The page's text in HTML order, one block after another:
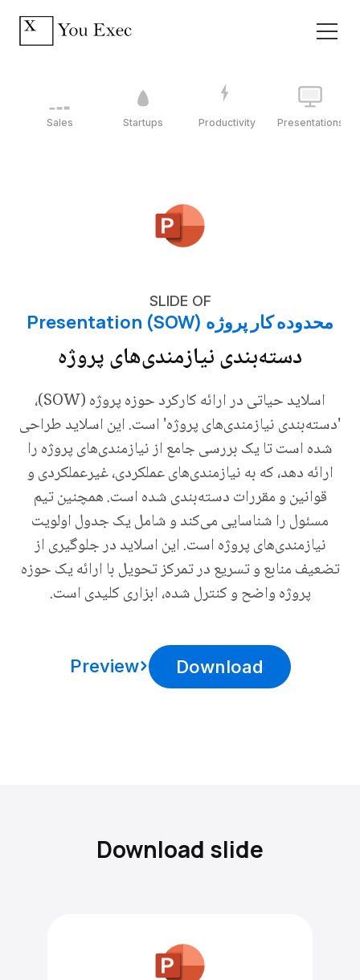
Sales Startups Productivity Presentations
SLIDE OF
محدوده کار پروژه (SOW) Presentation
دسته‌بندی نیازمندی‌های پروژه
اسلاید حیاتی در ارائه کارکرد حوزه پروژه (SOW)،
'دسته‌بندی نیازمندی‌های پروژه' است. این اسلاید طراحی
شده است تا یک بررسی جامع از نیازمندی‌های پروژه را
ارائه دهد، که به نیازمندی‌های عملکردی، غیرعملکردی و
قوانین و مقررات دسته‌بندی شده است. همچنین تیم
مسئول را شناسایی می‌کند و شامل یک جدول اولویت
نیازمندی‌های پروژه است. این اسلاید در جلوگیری از
تضعیف منابع و تسریع در تمرکز تحویل با ارائه یک حوزه
پروژه واضح و کنترل شده، ابزاری کلیدی است.
Download
Preview
Download slide